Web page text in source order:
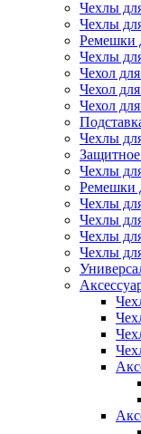
Чехлы
Чехлы
Ремешки
Чехлы
Чехол
Чехол
Чехол
Чехлы
Защитное
Чехлы
Ремешки
Чехлы
Чехлы
Чехлы
Чехлы